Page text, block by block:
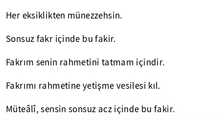
Her eksiklikten münezzehsin.
Sonsuz fakr içinde bu fakir.
Fakrım senin rahmetini tatmam içindir.
Fakrımı rahmetine yetişme vesilesi kıl.
Müteâlî, sensin sonsuz acz içinde bu fakir.